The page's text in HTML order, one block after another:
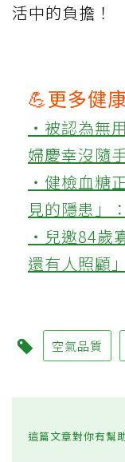
活中的負擔！
💪更多健
‧被認為無
婦慶幸沒隨
‧健檢血糖
見的隱患」
‧兒邀84歲
還有人照顧
空氣品質
這篇文章對你有幫